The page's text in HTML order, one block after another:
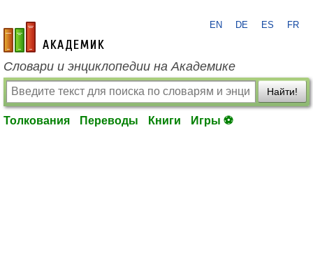
academic.ru
EN DE ES FR
Словари и энциклопедии на Академике
Найти!
Толкования Переводы Книги Игры ⚽